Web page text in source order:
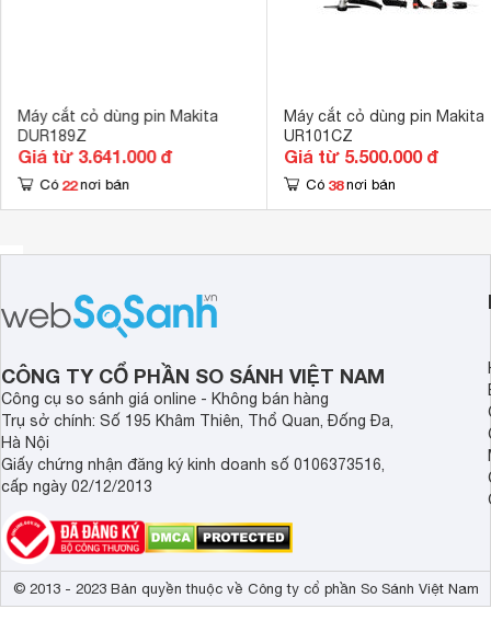
Máy cắt cỏ dùng pin Makita
DUR189Z
Giá từ 3.641.000 đ
Có 22 nơi bán
Máy cắt cỏ dùng pin Makita
UR101CZ
Giá từ 5.500.000 đ
Có 38 nơi bán
CÔNG TY CỔ PHẦN SO SÁNH VIỆT NAM
Công cụ so sánh giá online - Không bán hàng
Trụ sở chính: Số 195 Khâm Thiên, Thổ Quan, Đống Đa,
Hà Nội
Giấy chứng nhận đăng ký kinh doanh số 0106373516,
cấp ngày 02/12/2013
© 2013 - 2023 Bản quyền thuộc về Công ty cổ phần So Sánh Việt Nam